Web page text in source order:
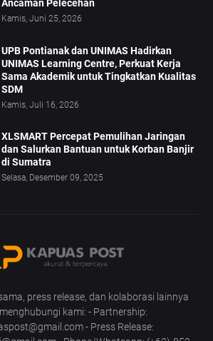
Ancaman Pelecehan
Kamis, Juni 25, 2026
UPB Pontianak dan UNIMAS Hadirkan
UNIMAS Learning Centre, Perkuat Kerja
Sama Akademik untuk Tingkatkan Kualitas
SDM
Kamis, Juli 16, 2026
XLSMART Percepat Pemulihan Jaringan
dan Salurkan Bantuan untuk Korban Banjir
di Sumatra
Selasa, Desember 09, 2025
press release, dan kolaborasi lainnya
kami: - Partnership:
- Press Release: